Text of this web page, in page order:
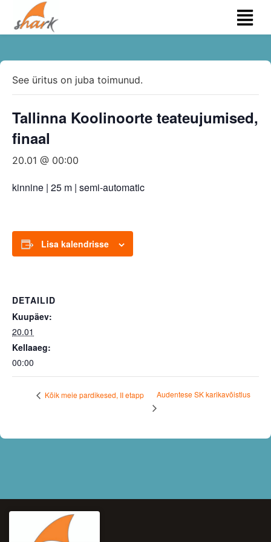
See üritus on juba toimunud.
Tallinna Koolinoorte teateujumised,
finaal
20.01 @ 00:00
kinnine | 25 m | semi-automatic
Lisa kalendrisse
DETAILID
Kuupäev:
20.01
Kellaaeg:
00:00
Kõik meie pardikesed, II etapp Audentese SK karikavõistlus